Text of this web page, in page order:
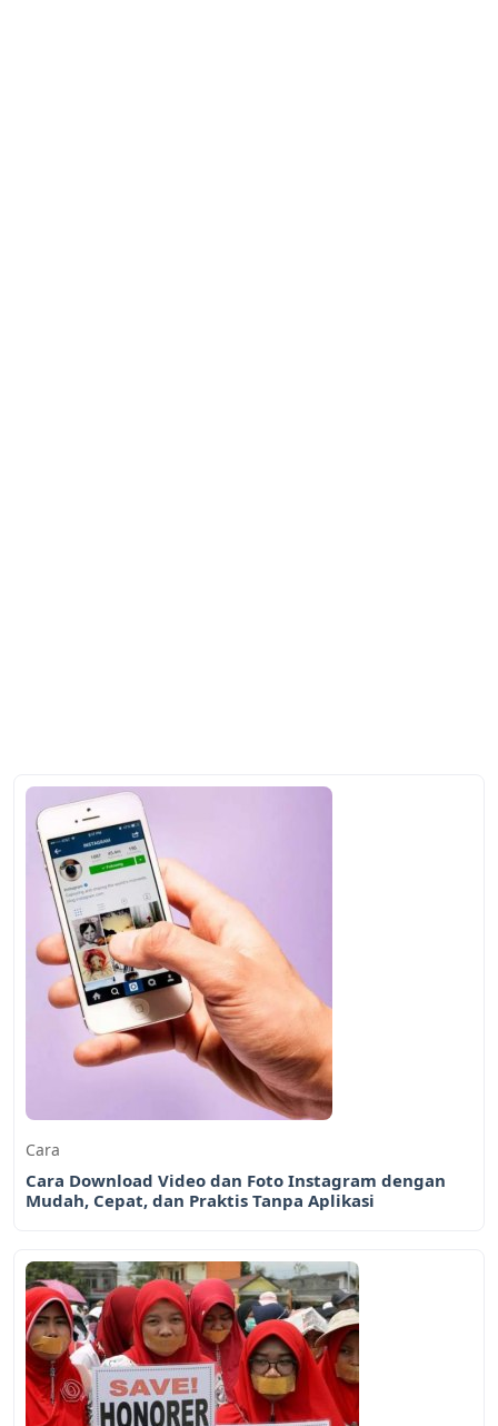
Cara
Cara Download Video dan Foto Instagram dengan
Mudah, Cepat, dan Praktis Tanpa Aplikasi